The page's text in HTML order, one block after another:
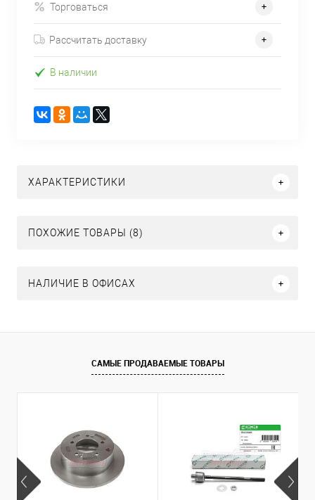
Торговаться
Рассчитать доставку
В наличии
ХАРАКТЕРИСТИКИ
ПОХОЖИЕ ТОВАРЫ (8)
НАЛИЧИЕ В ОФИСАХ
САМЫЕ ПРОДАВАЕМЫЕ ТОВАРЫ